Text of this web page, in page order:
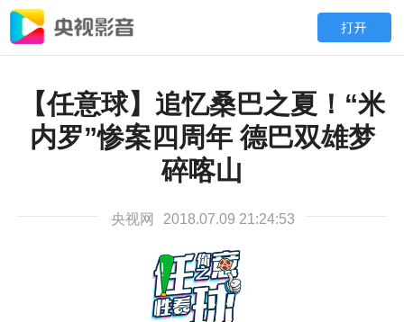
【任意球】追忆桑巴之夏！“米
内罗”惨案四周年 德巴双雄梦
碎喀山
央视网 2018.07.09 21:24:53